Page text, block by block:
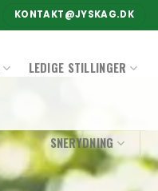
KONTAKT@JYSKAG.DK
LEDIGE STILLINGER
SNERYDNING